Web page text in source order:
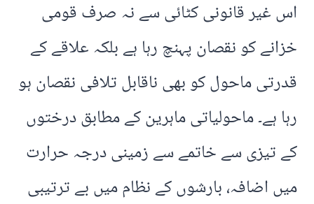
اس غیر قانونی کٹائی سے نہ صرف قومی
خزانے کو نقصان پہنچ رہا ہے بلکہ علاقے کے
قدرتی ماحول کو بھی ناقابل تلافی نقصان ہو
رہا ہے۔ ماحولیاتی ماہرین کے مطابق درختوں
کے تیزی سے خاتمے سے زمینی درجہ حرارت
میں اضافہ، بارشوں کے نظام میں بے ترتیبی